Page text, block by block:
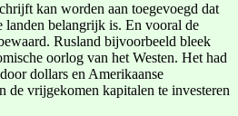
kan worden aan toegevoegd dat
landen belangrijk is. En vooral de
Rusland bijvoorbeeld bleek
oorlog van het Westen. Het had
dollars en Amerikaanse
de vrijgekomen kapitalen te investeren